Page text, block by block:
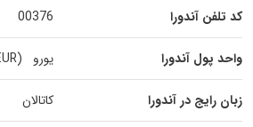
کد تلفن آندورا 00376
واحد پول آندورا یورو (EUR)
زبان رایج در آندورا کاتالان